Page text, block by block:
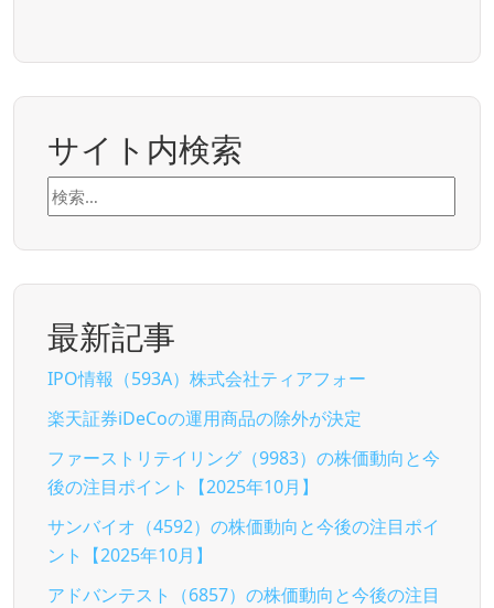
サイト内検索
検
索:
最新記事
IPO情報（593A）株式会社ティアフォー
楽天証券iDeCoの運用商品の除外が決定
ファーストリテイリング（9983）の株価動向と今
後の注目ポイント【2025年10月】
サンバイオ（4592）の株価動向と今後の注目ポイ
ント【2025年10月】
アドバンテスト（6857）の株価動向と今後の注目